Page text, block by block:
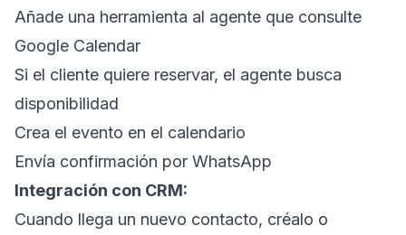
Añade una herramienta al agente que consulte
Google Calendar
Si el cliente quiere reservar, el agente busca
disponibilidad
Crea el evento en el calendario
Envía confirmación por WhatsApp
Integración con CRM:
Cuando llega un nuevo contacto, créalo o